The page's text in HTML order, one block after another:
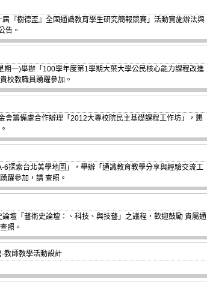
『樹德盃』全國通識教育學生研究簡報競賽」活動實施辦法與
告。
一)舉辦「100學年度第1學期大葉大學公民核心能力課程改進
校教職員踴躍參加。
會籌備處合作辦理「2012大專校院民主基礎課程工作坊」，懇
探索台北美學地圖」，舉辦「通識教育教學分享與經驗交流工
躍參加，請 查照。
壇「藝術史論壇：、科技、與技藝」之議程，歡迎鼓勵 貴屬通
照。
教師教學活動設計